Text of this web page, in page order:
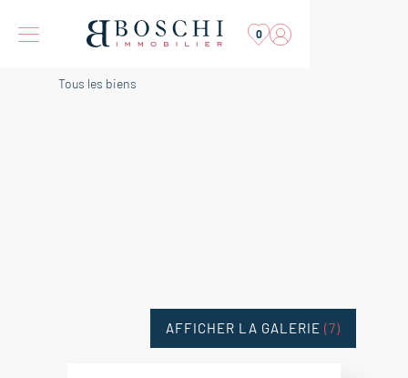
0
Tous les biens
AFFICHER LA GALERIE (7)